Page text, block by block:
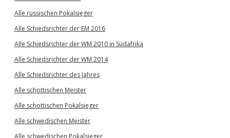
Alle russischen Pokalsieger
Alle Schiedsrichter der EM 2016
Alle Schiedsrichter der WM 2010 in Südafrika
Alle Schiedsrichter der WM 2014
Alle Schiedsrichter des Jahres
Alle schottischen Meister
Alle schottischen Pokalsieger
Alle schwedischen Meister
Alle schwedischen Pokalsieger